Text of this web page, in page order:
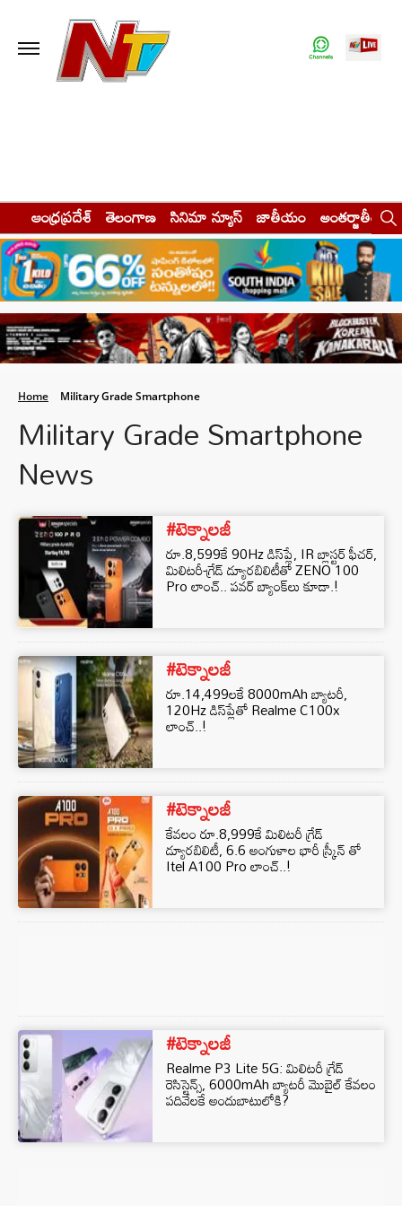
ఆంధ్రప్రదేశ్ తెలంగాణ సినిమా న్యూస్ జాతీయం అంతర్జాతీయం
Home Military Grade Smartphone
Military Grade Smartphone
News
#టెక్నాలజీ
రూ.8,599కే 90Hz డిస్‌ప్లే, IR బ్లాస్టర్ ఫీచర్,
మిలిటరీ-గ్రేడ్ డ్యూరబిలిటీతో ZENO 100
Pro లాంచ్.. పవర్ బ్యాంక్‌లు కూడా.!
#టెక్నాలజీ
రూ.14,499లకే 8000mAh బ్యాటరీ,
120Hz డిస్‌ప్లేతో Realme C100x
లాంచ్..!
#టెక్నాలజీ
కేవలం రూ.8,999కే మిలిటరీ గ్రేడ్
డ్యూరబిలిటీ, 6.6 అంగుళాల భారీ స్క్రీన్ తో
Itel A100 Pro లాంచ్..!
#టెక్నాలజీ
Realme P3 Lite 5G: మిలిటరీ గ్రేడ్
రెసిస్టెన్స్, 6000mAh బ్యాటరీ మొబైల్ కేవలం
పదివేలకే అందుబాటులోకి?